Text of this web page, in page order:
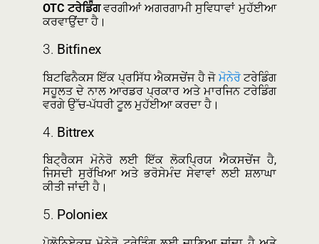
OTC ਟਰੇਡਿੰਗਵਰਗੀਆਂ ਅਗਰਗਾਮੀ ਸੁਵਿਧਾਵਾਂ ਮੁਹੱਈਆ
ਕਰਵਾਉਂਦਾ ਹੈ।
3. Bitfinex
ਬਿਟਫਿਨੈਕਸ ਇੱਕ ਪ੍ਰਸਿੱਧ ਐਕਸਚੇਂਜ ਹੈ ਜੋ ਮੋਨੇਰੋਟਰੇਡਿੰਗ
ਸਹੂਲਤ ਦੇ ਨਾਲ ਆਰਡਰ ਪ੍ਰਕਾਰ ਅਤੇ ਮਾਰਜਿਨ ਟਰੇਡਿੰਗ
ਵਰਗੇ ਉੱਚ-ਪੱਧਰੀ ਟੂਲ ਮੁਹੱਈਆ ਕਰਦਾ ਹੈ।
4. Bittrex
ਬਿਟ੍ਰੈਕਸ ਮੋਨੇਰੋ ਲਈ ਇੱਕ ਲੋਕਪ੍ਰਿਯ ਐਕਸਚੇਂਜ ਹੈ,
ਜਿਸਦੀ ਸੁਰੱਖਿਆ ਅਤੇ ਭਰੋਸੇਮੰਦ ਸੇਵਾਵਾਂ ਲਈ ਸ਼ਲਾਘਾ
ਕੀਤੀ ਜਾਂਦੀ ਹੈ।
5. Poloniex